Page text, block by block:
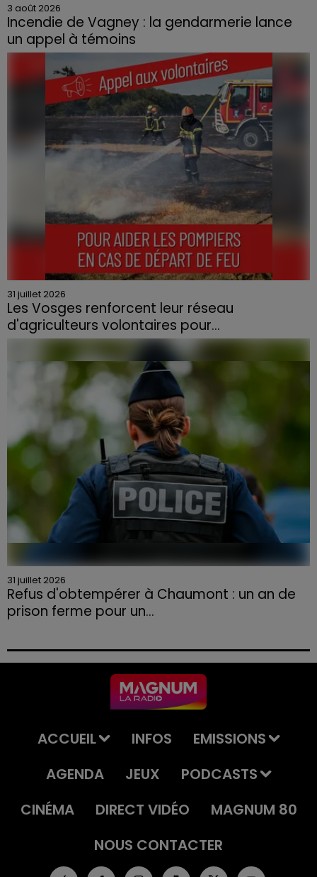
3 août 2026
Incendie de Vagney : la gendarmerie lance
un appel à témoins
Le feu, parti d'une haie avant de se propager au
quartier résidentiel, avait détruit deux habitations et
contraint à l'évacuation d'une centaine de personnes.
31 juillet 2026
Les Vosges renforcent leur réseau
d'agriculteurs volontaires pour...
Face à la sécheresse et aux risques de départs de feu,
la Chambre d'agriculture des Vosges a lancé un appel
aux agriculteurs volontaires pour venir en aide...
31 juillet 2026
Refus d'obtempérer à Chaumont : un an de
prison ferme pour un...
permis et la confiscation de son véhicule.
ACCUEIL INFOS
EMISSIONS
AGENDA
JEUX
PODCASTS
CINÉMA
DIRECT VIDÉO
MAGNUM 80
NOUS CONTACTER